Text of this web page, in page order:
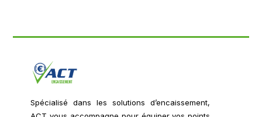
Spécialisé dans les solutions d’encaissement,